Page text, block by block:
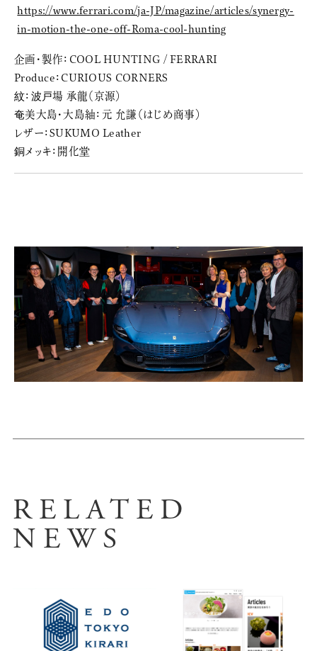
https://www.ferrari.com/ja-JP/magazine/articles/synergy-
in-motion-the-one-off-Roma-cool-hunting
企画・製作：COOL HUNTING / FERRARI
Produce：CURIOUS CORNERS
紋：波戸場 承龍（京源）
奄美大島・大島紬：元 允謙（はじめ商事）
レザー：SUKUMO Leather
銅メッキ：開化堂
RELATED
NEWS